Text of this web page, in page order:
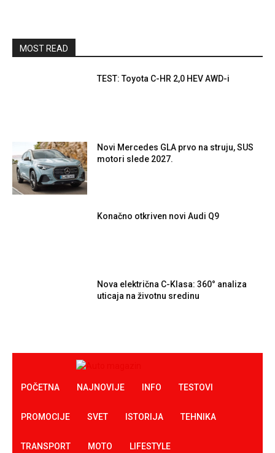
MOST READ
TEST: Toyota C-HR 2,0 HEV AWD-i
Novi Mercedes GLA prvo na struju, SUS
motori slede 2027.
Konačno otkriven novi Audi Q9
Nova električna C-Klasa: 360° analiza
uticaja na životnu sredinu
POČETNA NAJNOVIJE INFO TESTOVI
PROMOCIJE SVET ISTORIJA TEHNIKA
TRANSPORT MOTO LIFESTYLE